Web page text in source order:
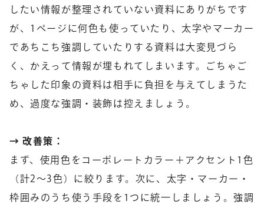
したい情報が整理されていない資料にありがちです
が、1ページに何色も使っていたり、太字やマーカー
であちこち強調していたりする資料は大変見づら
く、かえって情報が埋もれてしまいます。ごちゃご
ちゃした印象の資料は相手に負担を与えてしまうた
め、過度な強調・装飾は控えましょう。
→ 改善策：
まず、使用色をコーポレートカラー＋アクセント1色
（計2〜3色）に絞ります。次に、太字・マーカー・
枠囲みのうち使う手段を1つに統一しましょう。強調